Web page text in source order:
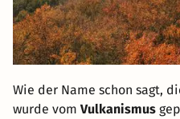
Wie der Name schon sagt,
wurde vom Vulkanismus